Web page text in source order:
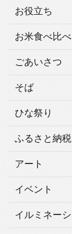
お役立ち
お米食べ比べ
ごあいさつ
そば
ひな祭り
ふるさと納税
アート
イベント
イルミネー